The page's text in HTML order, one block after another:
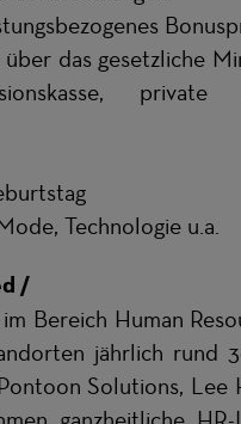
das gesetzliche
private
Technologie u.a.
/
Bereich Human
jährlich rund
Solutions, Lee